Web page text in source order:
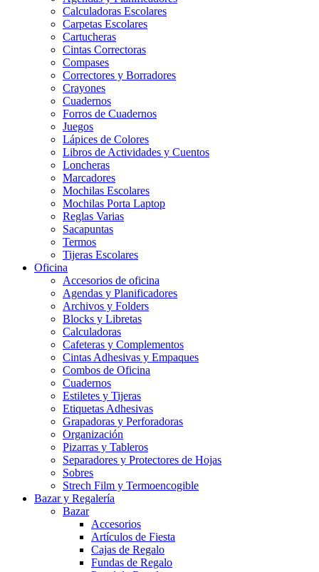
Calculadoras Escolares
Carpetas Escolares
Cartucheras
Cintas Correctoras
Compases
Correctores y Borradores
Crayones
Cuadernos
Forros de Cuadernos
Juegos
Lápices de Colores
Libros de Actividades y Cuentos
Loncheras
Marcadores
Mochilas Escolares
Mochilas Porta Laptop
Reglas Varias
Sacapuntas
Termos
Tijeras Escolares
Oficina
Accesorios de oficina
Agendas y Planificadores
Archivos y Folders
Blocks y Libretas
Calculadoras
Cafeteras y Complementos
Cintas Adhesivas y Empaques
Combos de Oficina
Cuadernos
Estiletes y Tijeras
Etiquetas Adhesivas
Grapadoras y Perforadoras
Organización
Pizarras y Tableros
Separadores y Protectores de Hojas
Sobres
Strech Film y Termoencogible
Bazar y Regalería
Bazar
Accesorios
Artículos de Fiesta
Cajas de Regalo
Fundas de Regalo